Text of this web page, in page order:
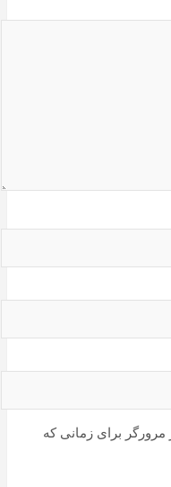
مرورگر برای زمانی که